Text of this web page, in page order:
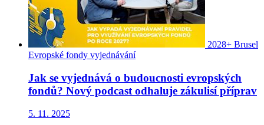
2028+ Brusel
Evropské fondy vyjednávání
Jak se vyjednává o budoucnosti evropských
fondů? Nový podcast odhaluje zákulisí příprav
5. 11. 2025